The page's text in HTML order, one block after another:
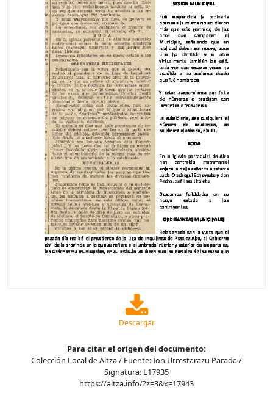
Descargar
Para citar el origen del documento:
Colección Local de Altza / Fuente: Ion Urrestarazu Parada /
Signatura: L17935
https://altza.info/?z=3&x=17943